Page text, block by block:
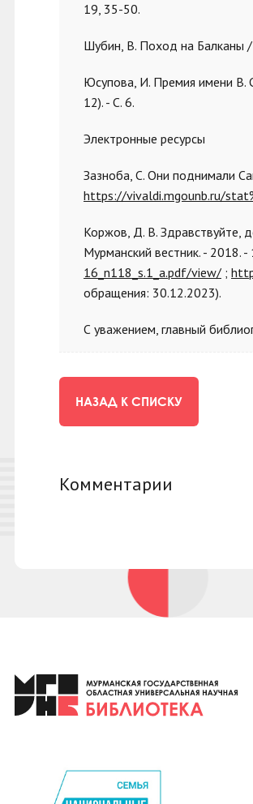
19, 35-50.
Шубин, В. Поход на Балканы
Юсупова, И. Премия имени В.
12). - С. 6.
Электронные ресурсы
Зазноба, С. Они поднимали
https://vivaldi.mgounb.ru/
Коржов, Д. В. Здравствуйте,
Мурманский вестник. - 2018.
16_n118_s.1_a.pdf/view/ ;
обращения: 30.12.2023).
С уважением, главный
НАЗАД К СПИСКУ
Комментарии